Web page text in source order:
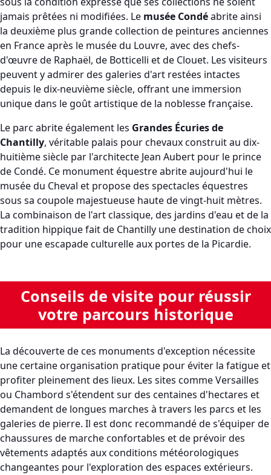
jamais prêtées ni modifiées. Le musée Condéabrite ainsi
la deuxième plus grande collection de peintures anciennes
en France après le musée du Louvre, avec des chefs-
d'œuvre de Raphaël, de Botticelli et de Clouet. Les visiteurs
peuvent y admirer des galeries d'art restées intactes
depuis le dix-neuvième siècle, offrant une immersion
unique dans le goût artistique de la noblesse française.
Le parc abrite également les Grandes Écuries de
Chantilly, véritable palais pour chevaux construit au dix-
huitième siècle par l'architecte Jean Aubert pour le prince
de Condé. Ce monument équestre abrite aujourd'hui le
musée du Cheval et propose des spectacles équestres
sous sa coupole majestueuse haute de vingt-huit mètres.
La combinaison de l'art classique, des jardins d'eau et de la
tradition hippique fait de Chantilly une destination de choix
pour une escapade culturelle aux portes de la Picardie.
Conseils de visite pour réussir
votre parcours historique
La découverte de ces monuments d'exception nécessite
une certaine organisation pratique pour éviter la fatigue et
profiter pleinement des lieux. Les sites comme Versailles
ou Chambord s'étendent sur des centaines d'hectares et
demandent de longues marches à travers les parcs et les
galeries de pierre. Il est donc recommandé de s'équiper de
chaussures de marche confortables et de prévoir des
vêtements adaptés aux conditions météorologiques
changeantes pour l'exploration des espaces extérieurs.